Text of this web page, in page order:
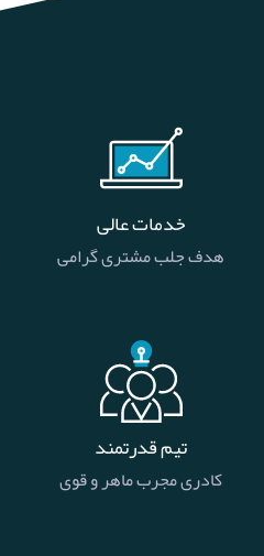
خدمات عالی
هدف جلب مشتری گرامی
تیم قدرتمند
کادری مجرب ماهر و قوی